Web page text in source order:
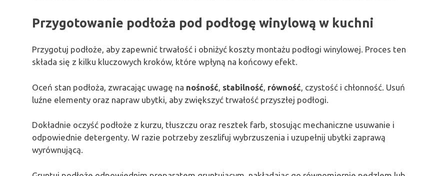
Przygotowanie podłoża pod podłogę winylową w kuchni
Przygotuj podłoże, aby zapewnić trwałość i obniżyć koszty montażu podłogi winylowej. Proces ten
składa się z kilku kluczowych kroków, które wpłyną na końcowy efekt.
Oceń stan podłoża, zwracając uwagę na nośność stabilność równość , czystość i chłonność. Usuń
luźne elementy oraz napraw ubytki, aby zwiększyć trwałość przyszłej podłogi.
Dokładnie oczyść podłoże z kurzu, tłuszczu oraz resztek farb, stosując mechaniczne usuwanie i
odpowiednie detergenty. W razie potrzeby zeszlifuj wybrzuszenia i uzupełnij ubytki zaprawą
wyrównującą.